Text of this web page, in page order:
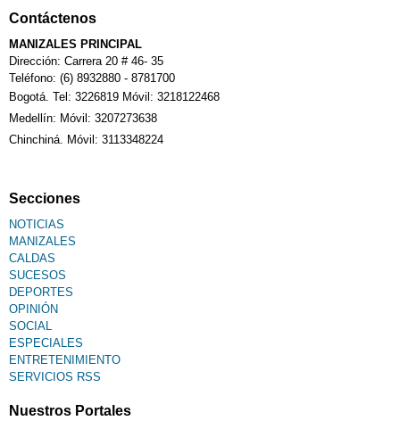
Contáctenos
MANIZALES PRINCIPAL
Dirección: Carrera 20 # 46- 35
Teléfono: (6) 8932880 - 8781700
Bogotá. Tel: 3226819 Móvil: 3218122468
Medellín: Móvil: 3207273638
Chinchiná. Móvil: 3113348224
Secciones
NOTICIAS
MANIZALES
CALDAS
SUCESOS
DEPORTES
OPINIÓN
SOCIAL
ESPECIALES
ENTRETENIMIENTO
SERVICIOS RSS
Nuestros Portales